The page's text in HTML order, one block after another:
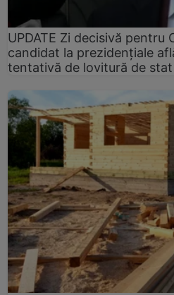
UPDATE Zi decisivă pentru
candidat la prezidențiale
tentativă de lovitură de stat